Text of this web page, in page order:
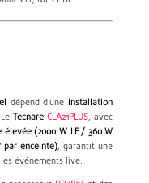
dépend d’une installation
TecnareCLA21PLUS, avec
élevée (2000 W LF / 360 W
par enceinte), garantit une
événements live.